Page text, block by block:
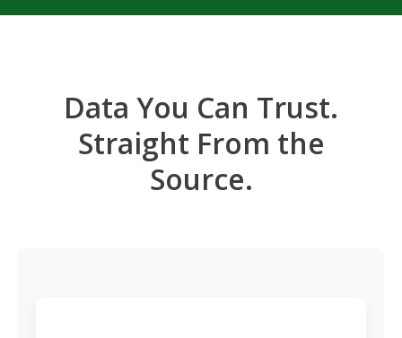
Data You Can Trust.
Straight From the
Source.